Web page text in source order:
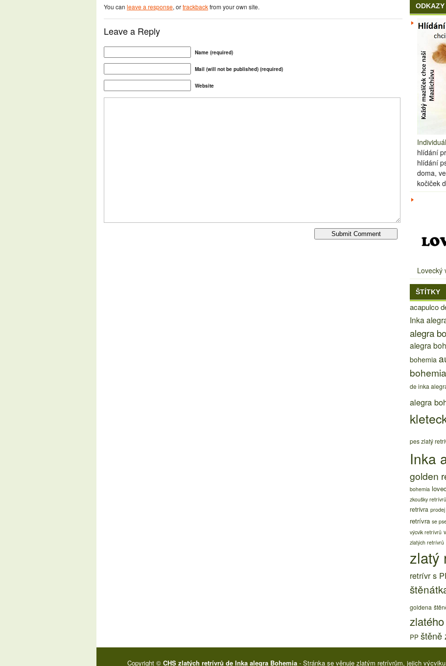
You can leave a response, ortrackbackfrom your own site.
Leave a Reply
Name (required)
Mail (will not be published) (required)
Website
ODKAZY
hlídání
hlídání
doma,
kočiček
Lovecký
ŠTÍTKY
acapulco
Inka
alegra
alegra
bohemia
bohemia
de inka
alegra
pes zlatý
Inka
golden
bohemia
zkoušky retrívrů
retrívra
retrívra se
výcvik retrívrů
zlatých retrívrů
zlatý
retrívr s
goldena
PP štěně
Copyright © CHS zlatých retrívrů de Inka alegra Bohemia - Stránka se věnuje zlatým retrívrům, jejich